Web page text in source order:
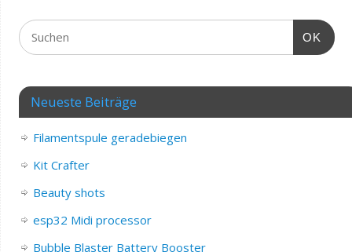
OK
Neueste Beiträge
Filamentspule geradebiegen
Kit Crafter
Beauty shots
esp32 Midi processor
Bubble Blaster Battery Booster